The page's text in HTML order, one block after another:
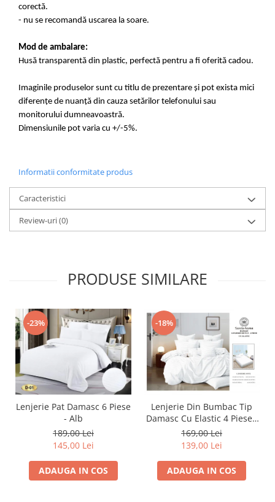
corectă.
- nu se recomandă uscarea la soare.
Mod de ambalare:
Husă transparentă din plastic, perfectă pentru a fi oferită cadou.
Imaginile produselor sunt cu titlu de prezentare și pot exista mici
diferențe de nuanță din cauza setărilor telefonului sau
monitorului dumneavoastră.
Dimensiunile pot varia cu +/-5%.
Informatii conformitate produs
Caracteristici
Review-uri(0)
PRODUSE SIMILARE
-23%
Lenjerie Pat Damasc 6 Piese
- Alb
189,00 Lei
145,00 Lei
ADAUGA IN COS
-18%
Lenjerie Din Bumbac Tip
Damasc Cu Elastic 4 Piese -
Alb
169,00 Lei
139,00 Lei
ADAUGA IN COS